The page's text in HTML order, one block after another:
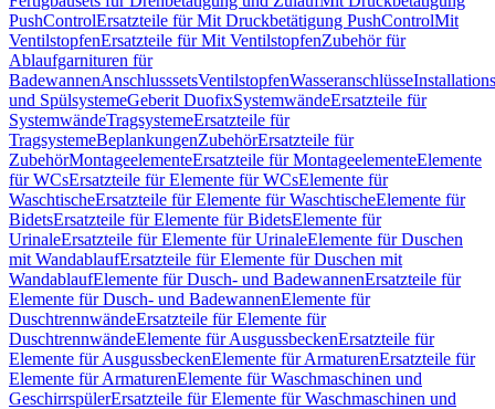
PushControlErsatzteile für Mit Druckbetätigung PushControlMit
VentilstopfenErsatzteile für Mit VentilstopfenZubehör für
Ablaufgarnituren für
BadewannenAnschlusssetsVentilstopfenWasseranschlüsse
und SpülsystemeGeberit DuofixSystemwändeErsatzteile für
SystemwändeTragsystemeErsatzteile für
TragsystemeBeplankungenZubehörErsatzteile für
ZubehörMontageelementeErsatzteile für MontageelementeElemente
für WCsErsatzteile für Elemente für WCsElemente für
WaschtischeErsatzteile für Elemente für WaschtischeElemente für
BidetsErsatzteile für Elemente für BidetsElemente für
UrinaleErsatzteile für Elemente für UrinaleElemente für Duschen
mit WandablaufErsatzteile für Elemente für Duschen mit
WandablaufElemente für Dusch- und BadewannenErsatzteile für
Elemente für Dusch- und BadewannenElemente für
DuschtrennwändeErsatzteile für Elemente für
DuschtrennwändeElemente für AusgussbeckenErsatzteile für
Elemente für AusgussbeckenElemente für ArmaturenErsatzteile für
Elemente für ArmaturenElemente für Waschmaschinen und
GeschirrspülerErsatzteile für Elemente für Waschmaschinen und